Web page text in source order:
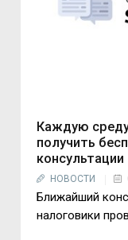
Каждую
получить
консультации
НОВОСТИ
Ближайший
налоговики